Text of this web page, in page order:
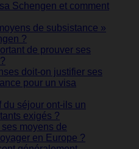
Schengen et comment
de subsistance »
?
de prouver ses
doit-on justifier ses
pour un visa
du séjour ont-ils un
exigés ?
moyens de
en Europe ?